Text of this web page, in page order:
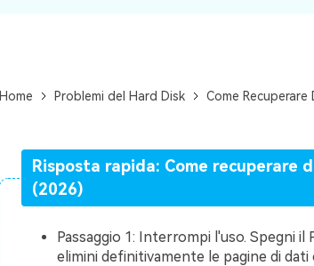
Home Problemi del Hard Disk Come
Risposta rapida: Come recuperare
(2026)
Passaggio 1: Interrompi l'uso. Spegni
elimini definitivamente le pagine di dati